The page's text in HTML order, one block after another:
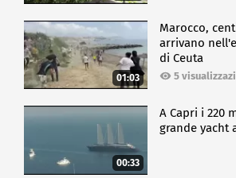
01:03
Marocco,
arrivano
di Ceuta
5
00:33
A Capri i 220
grande yacht